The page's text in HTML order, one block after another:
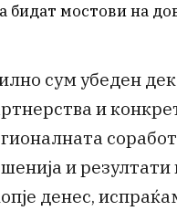
бидат мостови на
сум убеден
и
и резултати
денес,